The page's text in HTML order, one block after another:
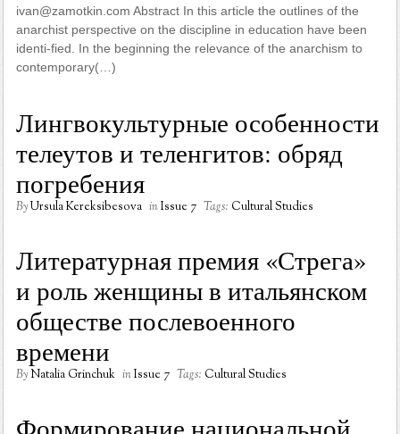
ivan@zamotkin.com Abstract In this article the outlines of the
anarchist perspective on the discipline in education have been
identi-fied. In the beginning the relevance of the anarchism to
contemporary(…)
Лингвокультурные особенности
телеутов и теленгитов: обряд
погребения
ByUrsula Kereksibesova inIssue 7 Tags: Cultural Studies
Литературная премия «Стрега»
и роль женщины в итальянском
обществе послевоенного
времени
ByNatalia Grinchuk inIssue 7 Tags: Cultural Studies